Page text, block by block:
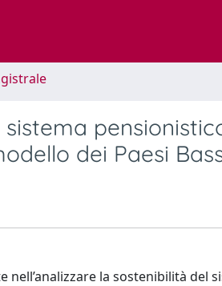
dei Paesi
nell’analizzare la sostenibilità